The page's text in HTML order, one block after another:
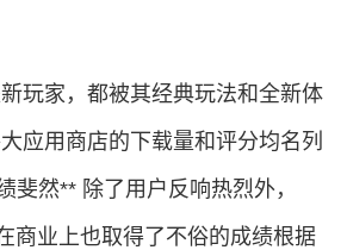
玩家，都被其经典玩法和全新体
应用商店的下载量和评分均名列
斐然** 除了用户反响热烈外，
商业上也取得了不俗的成绩根据